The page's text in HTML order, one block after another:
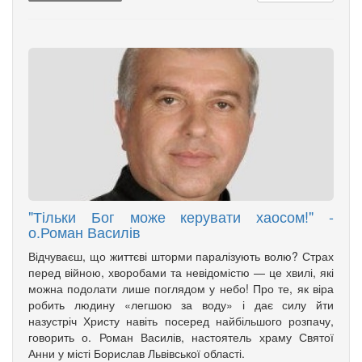
"Тільки Бог може керувати хаосом!" -
о.Роман Василів
Відчуваєш, що життєві шторми паралізують волю? Страх
перед війною, хворобами та невідомістю — це хвилі, які
можна подолати лише поглядом у небо! Про те, як віра
робить людину «легшою за воду» і дає силу йти
назустріч Христу навіть посеред найбільшого розпачу,
говорить о. Роман Василів, настоятель храму Святої
Анни у місті Борислав Львівської області.